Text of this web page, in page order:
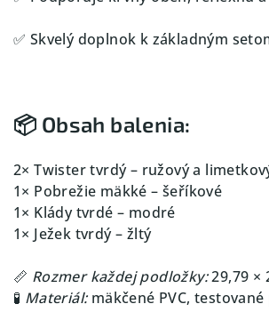
✅ Skvelý doplnok k základným
📦 Obsah balenia:
2× Twister tvrdý – ružový a
1× Pobrežie mäkké – šeříkové
1× Klády tvrdé – modré
1× Ježek tvrdý – žltý
📏 Rozmer každej podložky:29,79 ×
🧪 Materiál:mäkčené PVC,